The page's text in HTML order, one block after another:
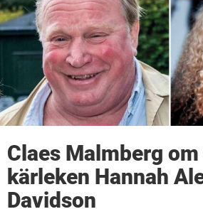
Claes Malmberg
kärleken Hannah
Davidson